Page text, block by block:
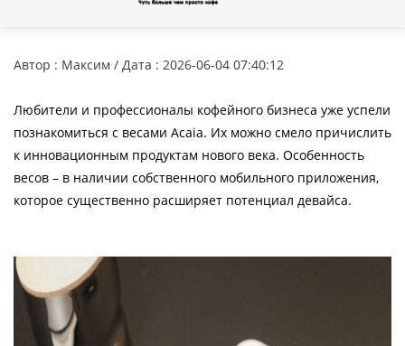
Автор : Максим / Дата : 2026-06-04 07:40:12
Любители и профессионалы кофейного бизнеса уже успели
познакомиться с весами Acaia. Их можно смело причислить
к инновационным продуктам нового века. Особенность
весов – в наличии собственного мобильного приложения,
которое существенно расширяет потенциал девайса.